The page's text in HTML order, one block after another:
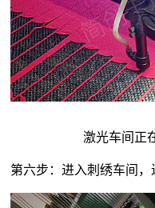
激光车间正
第六步：进入刺绣车间，